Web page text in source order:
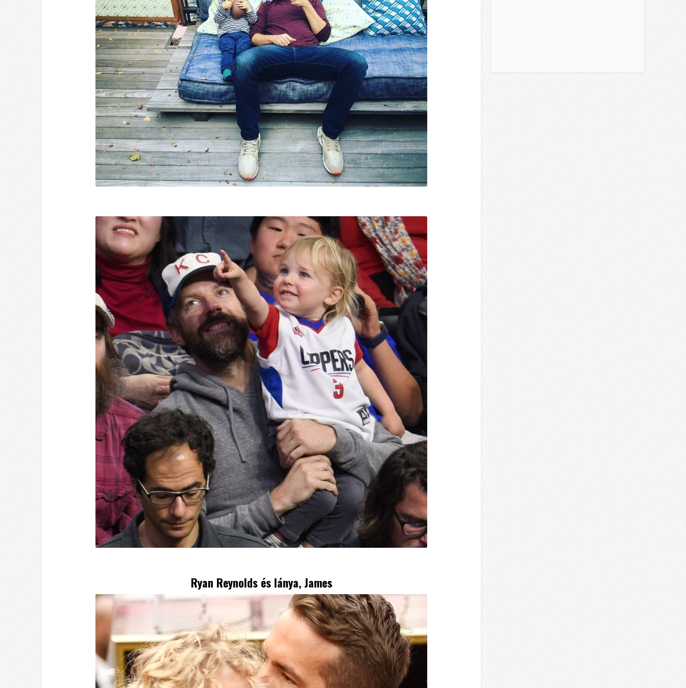
Ryan Reynoldsés lánya, James